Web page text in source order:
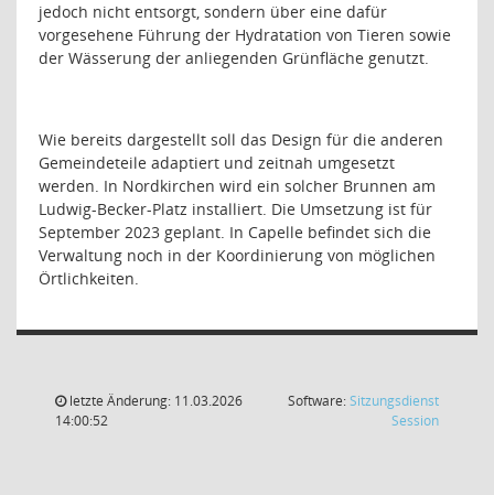
jedoch nicht entsorgt, sondern über eine dafür
vorgesehene Führung der Hydratation von Tieren sowie
der Wässerung der anliegenden Grünfläche genutzt.
Wie bereits dargestellt soll das Design für die anderen
Gemeindeteile adaptiert und zeitnah umgesetzt
werden. In Nordkirchen wird ein solcher Brunnen am
Ludwig-Becker-Platz installiert. Die Umsetzung ist für
September 2023 geplant. In Capelle befindet sich die
Verwaltung noch in der Koordinierung von möglichen
Örtlichkeiten.
letzte Änderung: 11.03.2026
14:00:52
Software:Sitzungsdienst
Session(Wird in